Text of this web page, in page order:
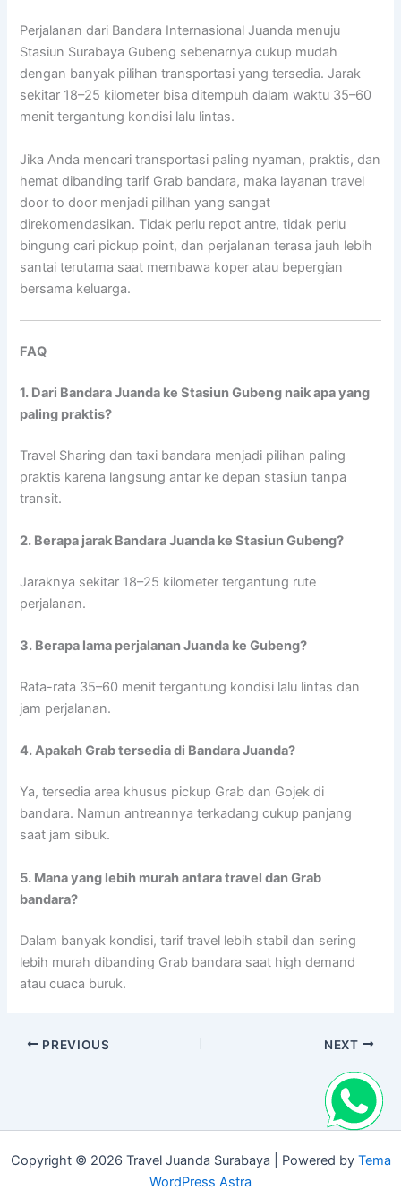
Perjalanan dari Bandara Internasional Juanda menuju
Stasiun Surabaya Gubeng sebenarnya cukup mudah
dengan banyak pilihan transportasi yang tersedia. Jarak
sekitar 18–25 kilometer bisa ditempuh dalam waktu 35–60
menit tergantung kondisi lalu lintas.
Jika Anda mencari transportasi paling nyaman, praktis, dan
hemat dibanding tarif Grab bandara, maka layanan travel
door to door menjadi pilihan yang sangat
direkomendasikan. Tidak perlu repot antre, tidak perlu
bingung cari pickup point, dan perjalanan terasa jauh lebih
santai terutama saat membawa koper atau bepergian
bersama keluarga.
FAQ
1. Dari Bandara Juanda ke Stasiun Gubeng naik apa yang
paling praktis?
Travel Sharing dan taxi bandara menjadi pilihan paling
praktis karena langsung antar ke depan stasiun tanpa
transit.
2. Berapa jarak Bandara Juanda ke Stasiun Gubeng?
Jaraknya sekitar 18–25 kilometer tergantung rute
perjalanan.
3. Berapa lama perjalanan Juanda ke Gubeng?
Rata-rata 35–60 menit tergantung kondisi lalu lintas dan
jam perjalanan.
4. Apakah Grab tersedia di Bandara Juanda?
Ya, tersedia area khusus pickup Grab dan Gojek di
bandara. Namun antreannya terkadang cukup panjang
saat jam sibuk.
5. Mana yang lebih murah antara travel dan Grab
bandara?
Dalam banyak kondisi, tarif travel lebih stabil dan sering
lebih murah dibanding Grab bandara saat high demand
atau cuaca buruk.
PREVIOUS NEXT
Copyright © 2026 Travel Juanda Surabaya | Powered by Tema
WordPress Astra